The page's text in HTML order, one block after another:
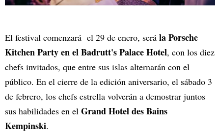
El festival comenzará el 29 de enero, será la Porsche
Kitchen Party en el Badrutt's Palace Hotel, con los diez
chefs invitados, que entre sus islas alternarán con el
público. En el cierre de la edición aniversario, el sábado 3
de febrero, los chefs estrella volverán a demostrar juntos
sus habilidades en el Grand Hotel des Bains
Kempinski.